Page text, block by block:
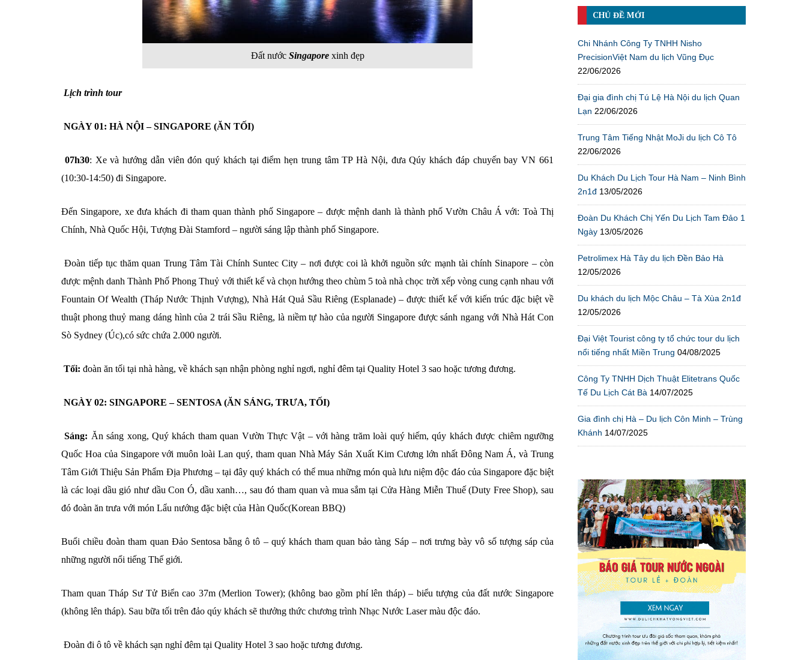
Đất nước Singaporexinh đẹp
Lịch trình tour
NGÀY 01: HÀ NỘI – SINGAPORE (ĂN TỐI)
07h30: Xe và hướng dẫn viên đón quý khách tại điểm hẹn trung tâm TP Hà Nội, đưa Qúy khách đáp chuyến bay VN 661
(10:30-14:50) đi Singapore.
Đến Singapore, xe đưa khách đi tham quan thành phố Singapore – được mệnh danh là thành phố Vườn Châu Á với: Toà Thị
Chính, Nhà Quốc Hội, Tượng Đài Stamford – người sáng lập thành phố Singapore.
Đoàn tiếp tục thăm quan Trung Tâm Tài Chính Suntec City – nơi được coi là khởi nguồn sức mạnh tài chính Sinapore – còn
được mệnh danh Thành Phố Phong Thuỷ với thiết kế và chọn hướng theo chùm 5 toà nhà chọc trời xếp vòng cung cạnh nhau với
Fountain Of Wealth (Tháp Nước Thịnh Vượng), Nhà Hát Quả Sầu Riêng (Esplanade) – được thiết kế với kiến trúc đặc biệt về
thuật phong thuỷ mang dáng hình của 2 trái Sầu Riêng, là niềm tự hào của người Singapore được sánh ngang với Nhà Hát Con
Sò Sydney (Úc),có sức chứa 2.000 người.
Tối: đoàn ăn tối tại nhà hàng, về khách sạn nhận phòng nghỉ ngơi, nghỉ đêm tại Quality Hotel 3 sao hoặc tương đương.
NGÀY 02: SINGAPORE – SENTOSA (ĂN SÁNG, TRƯA, TỐI)
Sáng: Ăn sáng xong, Quý khách tham quan Vườn Thực Vật – với hàng trăm loài quý hiếm, qúy khách được chiêm ngưỡng
Quốc Hoa của Singapore với muôn loài Lan quý, tham quan Nhà Máy Sản Xuất Kim Cương lớn nhất Đông Nam Á, và Trung
Tâm Giới Thiệu Sản Phẩm Địa Phương – tại đây quý khách có thể mua những món quà lưu niệm độc đáo của Singapore đặc biệt
là các loại dầu gió như dầu Con Ó, dầu xanh…, sau đó tham quan và mua sắm tại Cửa Hàng Miễn Thuế (Duty Free Shop), sau
đó đoàn ăn trưa với món Lẩu nướng đặc biệt của Hàn Quốc(Korean BBQ)
Buổi chiều đoàn tham quan Đảo Sentosa bằng ô tô – quý khách tham quan bảo tàng Sáp – nơi trưng bày vô số tượng sáp của
những người nổi tiếng Thế giới.
Tham quan Tháp Sư Tử Biển cao 37m (Merlion Tower); (không bao gồm phí lên tháp) – biểu tượng của đất nước Singapore
(không lên tháp). Sau bữa tối trên đảo qúy khách sẽ thưởng thức chương trình Nhạc Nước Laser màu độc đáo.
Đoàn đi ô tô về khách sạn nghỉ đêm tại Quality Hotel 3 sao hoặc tương đương.
CHỦ ĐỀ MỚI
Chi Nhánh Công Ty TNHH Nisho
PrecisionViệt Nam du lịch Vũng Đục
22/06/2026
Đại gia đình chị Tú Lệ Hà Nội du lịch Quan
Lạn 22/06/2026
Trung Tâm Tiếng Nhật MoJi du lịch Cô Tô
22/06/2026
Du Khách Du Lịch Tour Hà Nam – Ninh Bình
2n1đ 13/05/2026
Đoàn Du Khách Chị Yến Du Lịch Tam Đảo 1
Ngày 13/05/2026
Petrolimex Hà Tây du lịch Đền Bảo Hà
12/05/2026
Du khách du lịch Mộc Châu – Tà Xùa 2n1đ
12/05/2026
Đại Việt Tourist công ty tổ chức tour du lịch
nổi tiếng nhất Miền Trung 04/08/2025
Công Ty TNHH Dịch Thuật Elitetrans Quốc
Tế Du Lịch Cát Bà 14/07/2025
Gia đình chị Hà – Du lịch Côn Minh – Trùng
Khánh 14/07/2025